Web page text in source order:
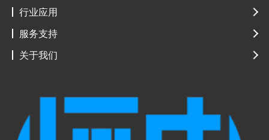
如果你对我们的职位感兴趣，且符合我们的基本要
接与我们取得联系！
基础知识；
1、负责企业网站管理系统技术支持；
行业应用
服务支持
关于我们